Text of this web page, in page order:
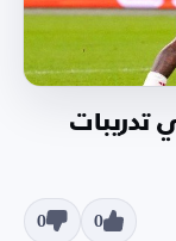
تدريبات
0
0